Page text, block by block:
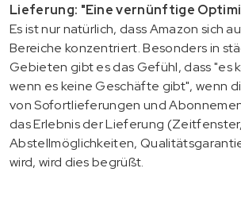
Lieferung: "Eine vernünftige
Es ist nur natürlich, dass Amazon sich
Bereiche konzentriert. Besonders in
Gebieten gibt es das Gefühl, dass "es
wenn es keine Geschäfte gibt", wenn
von Sofortlieferungen und
das Erlebnis der Lieferung (Zeitfenster,
Abstellmöglichkeiten,
wird, wird dies begrüßt.